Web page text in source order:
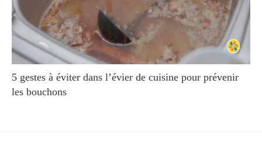
5 gestes à éviter dans l’évier de cuisine pour prévenir
les bouchons